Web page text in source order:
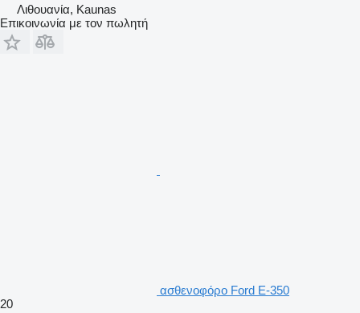
Λιθουανία, Kaunas
Επικοινωνία με τον πωλητή
ασθενοφόρο Ford E-350
20